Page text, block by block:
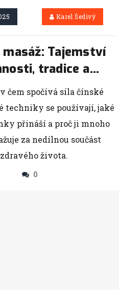
Karel Šedivý
masáž: Tajemství
tradice a
techniky
čem spočívá síla čínské
techniky se používají, jaké
přináší a proč ji mnoho
za nedílnou součást
zdravého života.
0